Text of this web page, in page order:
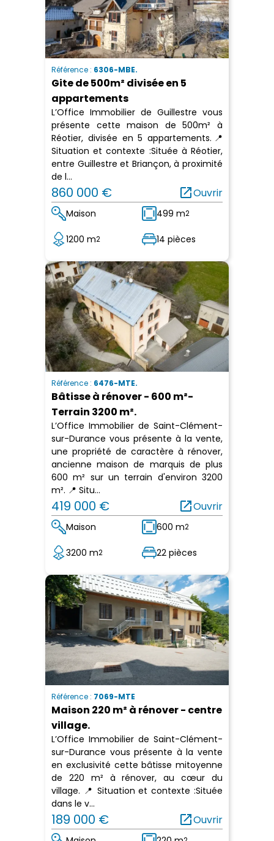
Référence : 6306-MBE.
Gite de 500m² divisée en 5
appartements
L’Office Immobilier de Guillestre vous
présente cette maison de 500m² à
Réotier, divisée en 5 appartements.📍
Situation et contexte :Située à Réotier,
entre Guillestre et Briançon, à proximité
de l...
860 000 € open_in_newOuvrir
Maison 499 m2
1200 m2 14 pièces
Référence : 6476-MTE.
Bâtisse à rénover - 600 m²-
Terrain 3200 m².
L’Office Immobilier de Saint-Clément-
sur-Durance vous présente à la vente,
une propriété de caractère à rénover,
ancienne maison de marquis de plus
600 m² sur un terrain d'environ 3200
m². 📍 Situ...
419 000 € open_in_newOuvrir
Maison 600 m2
3200 m2 22 pièces
Référence : 7069-MTE
Maison 220 m² à rénover - centre
village.
L’Office Immobilier de Saint-Clément-
sur-Durance vous présente à la vente
en exclusivité cette bâtisse mitoyenne
de 220 m² à rénover, au cœur du
village. 📍 Situation et contexte :Située
dans le v...
189 000 € open_in_newOuvrir